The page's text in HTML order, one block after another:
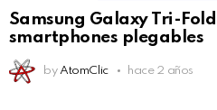
Samsung Galaxy Tri-
smartphones plegables
by AtomClic hace 2 años